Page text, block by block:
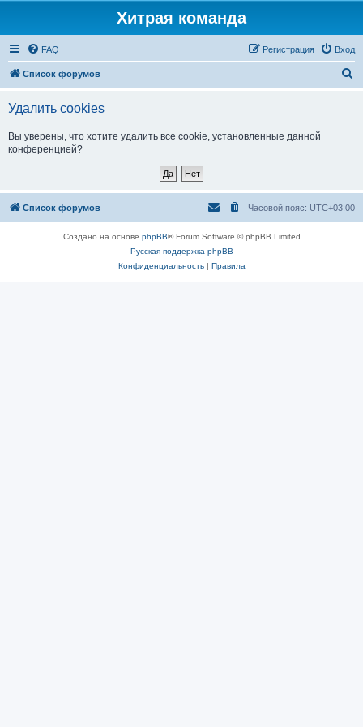
Хитрая команда
FAQ Вход
Регистрация
Список форумов
Удалить cookies
Вы уверены, что хотите удалить все cookie, установленные данной
конференцией?
Список форумов Часовой пояс: UTC+03:00
Создано на основе phpBB® Forum Software © phpBB Limited
Русская поддержка phpBB
Конфиденциальность| Правила